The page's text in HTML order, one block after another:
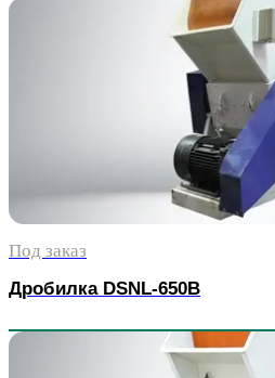
Под заказ
Дробилка DSNL-650B